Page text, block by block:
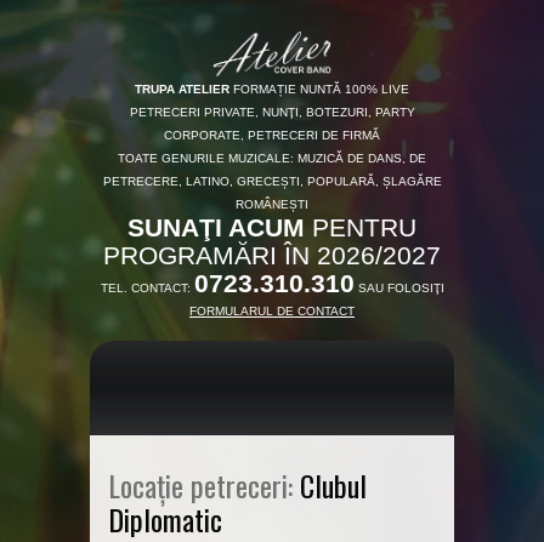
TRUPA ATELIER FORMAȚIE NUNTĂ 100% LIVE
PETRECERI PRIVATE, NUNŢI, BOTEZURI, PARTY
CORPORATE, PETRECERI DE FIRMĂ
TOATE GENURILE MUZICALE: MUZICĂ DE DANS, DE
PETRECERE, LATINO, GRECEȘTI, POPULARĂ, ȘLAGĂRE
ROMÂNEȘTI
SUNAŢI ACUM PENTRU
PROGRAMĂRI ÎN 2026/2027
TEL. CONTACT: 0723.310.310 SAU FOLOSIŢI
FORMULARUL DE CONTACT
Locație petreceri:Clubul
Diplomatic